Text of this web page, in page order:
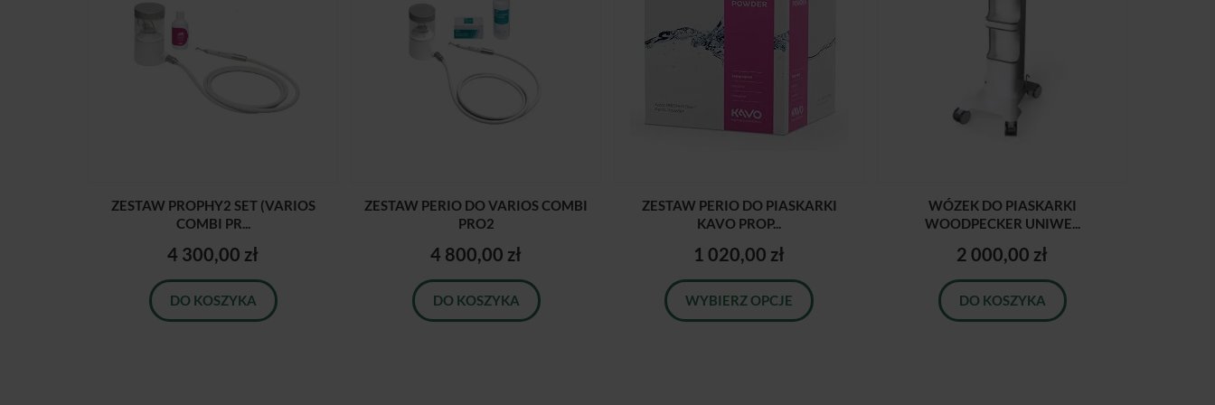
ZESTAW PROPHY2 SET (VARIOS
COMBI PR...
4 300,00 zł
DO KOSZYKA
ZESTAW PERIO DO VARIOS COMBI
PRO2
4 800,00 zł
DO KOSZYKA
ZESTAW PERIO DO PIASKARKI
KAVO PROP...
1 020,00 zł
WYBIERZ OPCJE
WÓZEK DO PIASKARKI
WOODPECKER UNIWE...
2 000,00 zł
DO KOSZYKA